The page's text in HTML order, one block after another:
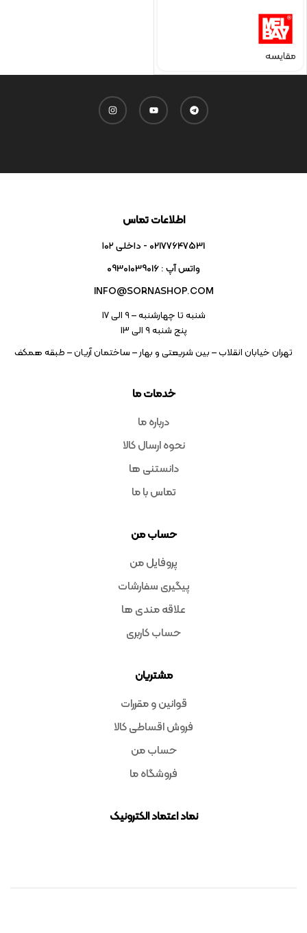
مقایسه
خدمات ما
درباره ما
نحوه ارسال کالا
دانستنی ها
تماس با ما
حساب من
پروفایل من
پیگیری سفارشات
علاقه مندی ها
حساب کاربری
مشتریان
قوانین و مقررات
فروش اقساطی کالا
حساب من
فروشگاه ما
نماد اعتماد الکترونیک
اطلاعات تماس
02177647531 - داخلی ۱۰۲
واتس آپ : 09301039016
INFO@SORNASHOP.COM
شنبه تا چهارشنبه – ۹ الی 17
پنج شنبه ۹ الی 13
تهران خیابان انقلاب – بین شریعتی و بهار – ساختمان آریان – طبقه همکف